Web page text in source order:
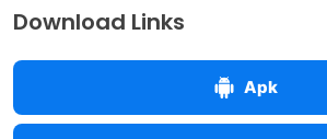
Download Links
Apk